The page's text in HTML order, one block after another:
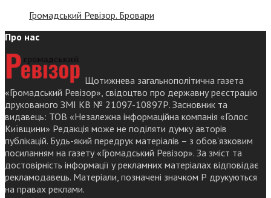
Громадський Ревізор. Бровари
Про нас
Щотижнева загальнополітична газета
«Громадський Ревізор», свідоцтво про державну реєстрацію
друкованого ЗМІ КВ № 21097-10897Р. Засновник та
видавець: ТОВ «Незалежна інформаційна компанія «Голос
Київщини» Редакція може не поділяти думку авторів
публікацій. Будь-який передрук матеріалів – з обов’язковим
посиланням на газету «Громадський Ревізор». За зміст та
достовірність інформації у рекламних матеріалах відповідає
рекламодавець. Матеріали, позначені значком Р друкуються
на правах реклами.